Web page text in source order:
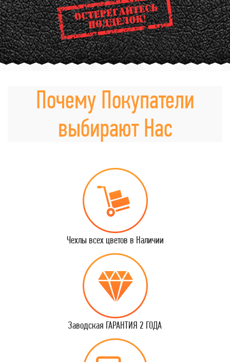
Почему Покупатели
выбирают Нас
Чехлы всех цветов в Наличии
Заводская ГАРАНТИЯ 2 ГОДА